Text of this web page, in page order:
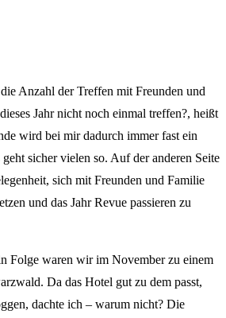
Anzahl der Treffen mit Freunden und
Jahr nicht noch einmal treffen?, heißt
wird bei mir dadurch immer fast ein
sicher vielen so. Auf der anderen Seite
sich mit Freunden und Familie
und das Jahr Revue passieren zu
Folge waren wir im November zu einem
Da das Hotel gut zu dem passt,
dachte ich – warum nicht? Die